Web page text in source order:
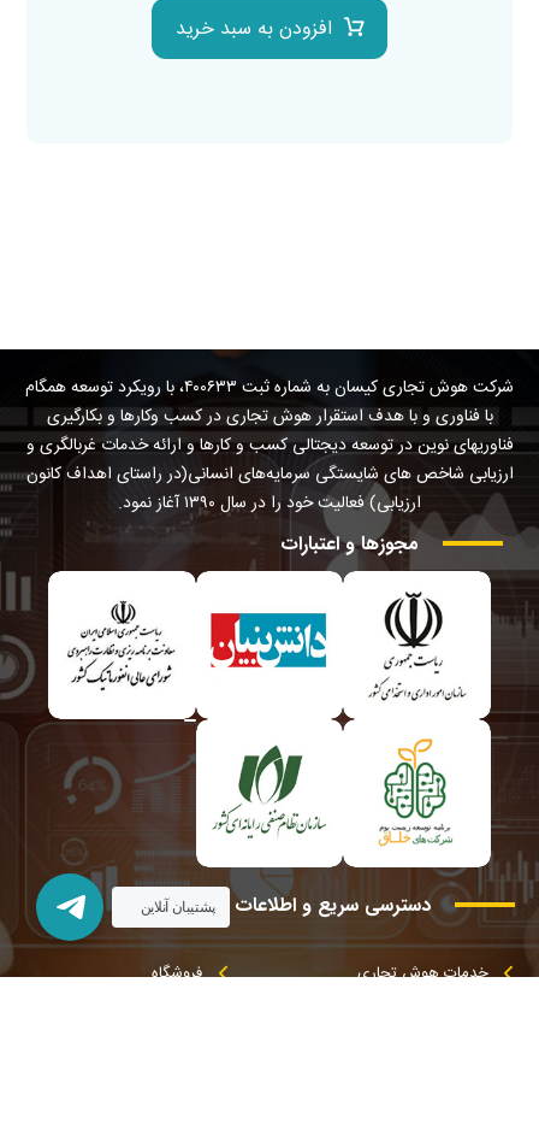
افزودن به سبد خرید
شرکت هوش تجاری کیسان به شماره ثبت ۴۰۰۶۳۳، با رویکرد توسعه همگام
با فناوری و با هدف استقرار هوش تجاری در کسب وکارها و بکارگیری
فناوریهای نوین در توسعه دیجتالی کسب و کارها و ارائه خدمات غربالگری و
ارزیابی شاخص های شایستگی سرمایه‌های انسانی(در راستای اهداف کانون
ارزیابی) فعالیت خود را در سال ۱۳۹۰ آغاز نمود.
مجوزها و اعتبارات
دسترسی سریع و اطلاعات تماس
خدمات هوش تجاری
فروشگاه
پشتیبان آنلاین